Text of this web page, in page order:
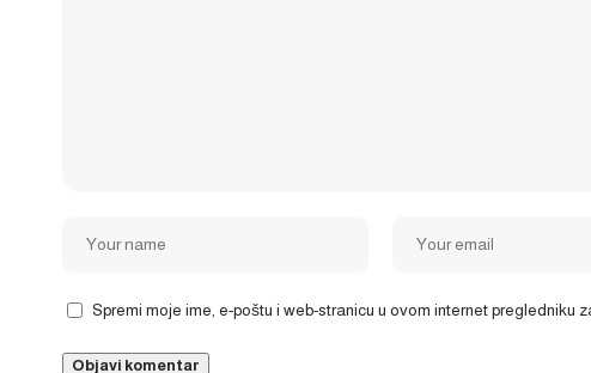
Spremi moje ime, e-poštu i web-stranicu u ovom internet pregledniku